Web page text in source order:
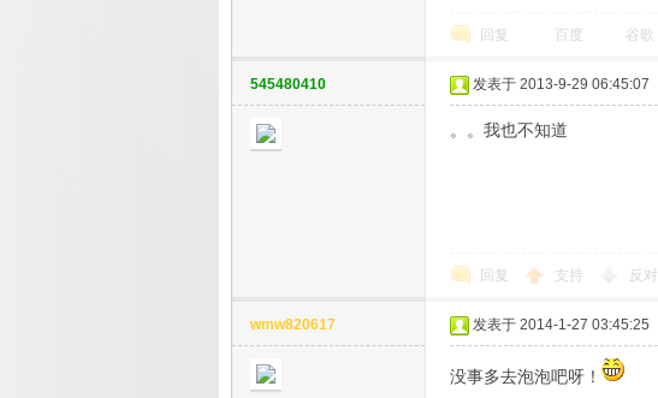
回复 百度 谷歌
545480410 发表于 2013-9-29 06:45:07
。。我也不知道
回复 支持 反对
wmw820617 发表于 2014-1-27 03:45:25
没事多去泡泡吧呀！